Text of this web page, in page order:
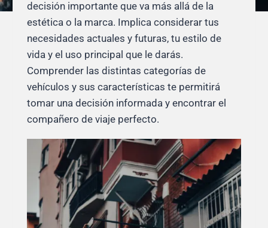
decisión importante que va más allá de la
estética o la marca. Implica considerar tus
necesidades actuales y futuras, tu estilo de
vida y el uso principal que le darás.
Comprender las distintas categorías de
vehículos y sus características te permitirá
tomar una decisión informada y encontrar el
compañero de viaje perfecto.